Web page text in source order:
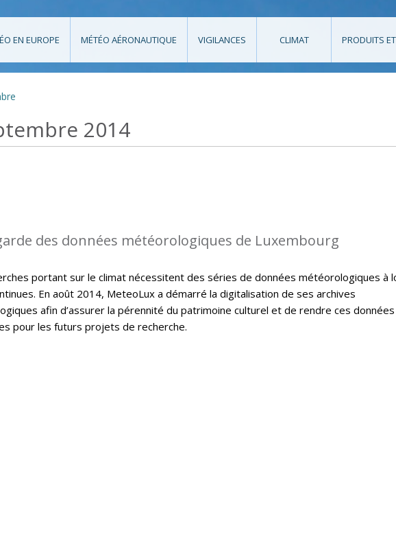
EN EUROPE MÉTÉO AÉRONAUTIQUE VIGILANCES CLIMAT PRODUITS
2014
des données météorologiques de Luxembourg
portant sur le climat nécessitent des séries de données météorologiques à
En août 2014, MeteoLux a démarré la digitalisation de ses archives
afin d’assurer la pérennité du patrimoine culturel et de rendre ces données
pour les futurs projets de recherche.